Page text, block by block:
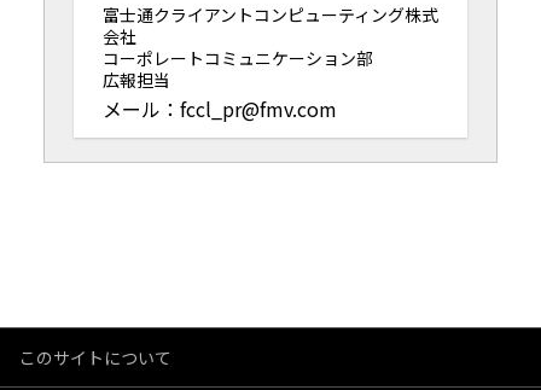
富士通クライアントコンピューティング株式
会社
コーポレートコミュニケーション部
広報担当
メール：fccl_pr@fmv.com
このサイトについて